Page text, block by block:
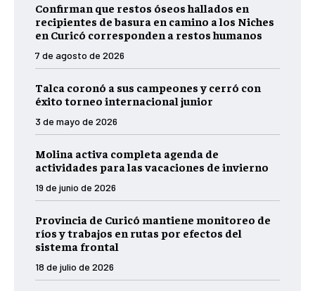
Confirman que restos óseos hallados en
recipientes de basura en camino a los Niches
en Curicó corresponden a restos humanos
7 de agosto de 2026
Talca coronó a sus campeones y cerró con
éxito torneo internacional junior
3 de mayo de 2026
Molina activa completa agenda de
actividades para las vacaciones de invierno
19 de junio de 2026
Provincia de Curicó mantiene monitoreo de
ríos y trabajos en rutas por efectos del
sistema frontal
18 de julio de 2026